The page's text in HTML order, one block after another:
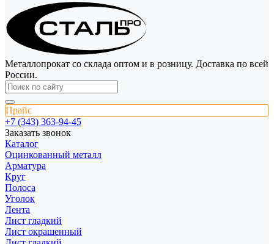
Металлопрокат со склада оптом и в розницу. Доставка по всей
России.
Прайс
+7 (343) 363-94-45
Заказать звонок
Каталог
Оцинкованный металл
Арматура
Круг
Полоса
Уголок
Лента
Лист гладкий
Лист окрашенный